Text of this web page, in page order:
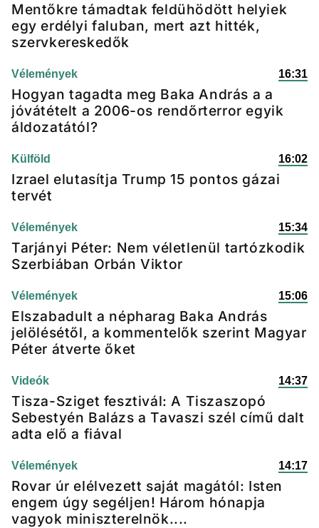
Mentőkre támadtak feldühödött helyiek
egy erdélyi faluban, mert azt hitték,
szervkereskedők
Vélemények 16:31
Hogyan tagadta meg Baka András a a
jóvátételt a 2006-os rendőrterror egyik
áldozatától?
Külföld 16:02
Izrael elutasítja Trump 15 pontos gázai
tervét
Vélemények 15:34
Tarjányi Péter: Nem véletlenül tartózkodik
Szerbiában Orbán Viktor
Vélemények 15:06
Elszabadult a népharag Baka András
jelölésétől, a kommentelők szerint Magyar
Péter átverte őket
Videók 14:37
Tisza-Sziget fesztivál: A Tiszaszopó
Sebestyén Balázs a Tavaszi szél című dalt
adta elő a fiával
Vélemények 14:17
Rovar úr elélvezett saját magától: Isten
engem úgy segéljen! Három hónapja
vagyok miniszterelnök....